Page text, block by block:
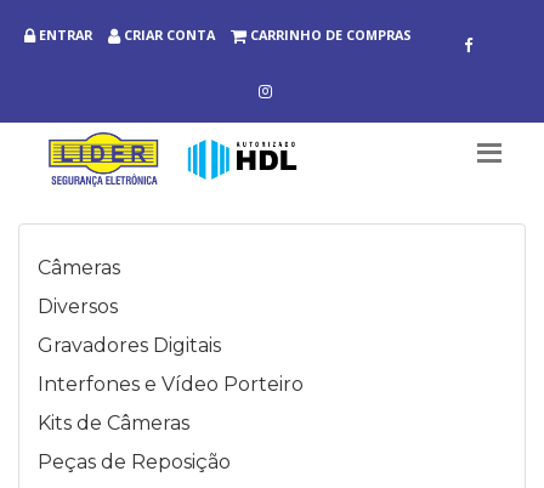
ENTRAR CRIAR CONTA CARRINHO DE COMPRAS
Câmeras
Diversos
Gravadores Digitais
Interfones e Vídeo Porteiro
Kits de Câmeras
Peças de Reposição